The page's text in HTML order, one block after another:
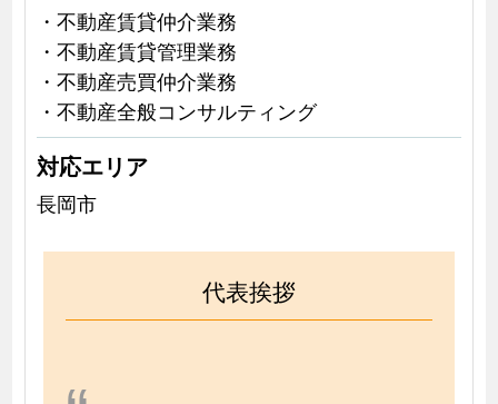
・不動産賃貸仲介業務
・不動産賃貸管理業務
・不動産売買仲介業務
・不動産全般コンサルティング
対応エリア
長岡市
代表挨拶